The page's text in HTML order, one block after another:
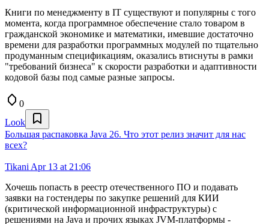
Книги по менеджменту в IT существуют и популярны с того
момента, когда программное обеспечение стало товаром в
гражданской экономике и математики, имевшие достаточно
времени для разработки программных модулей по тщательно
продуманным спецификациям, оказались втиснуты в рамки
"требований бизнеса" к скорости разработки и адаптивности
кодовой базы под самые разные запросы.
0
Look
Большая распаковка Java 26. Что этот релиз значит для нас
всех?
Tikani Apr 13 at 21:06
Хочешь попасть в реестр отечественного ПО и подавать
заявки на гостендеры по закупке решений для КИИ
(критической информационной инфраструктуры) с
решениями на Java и прочих языках JVM-платформы -